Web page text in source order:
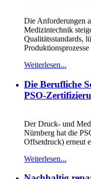
Die Anforderungen
Medizintechnik
Qualitätsstandards,
Weiterlesen...
Die Berufliche
PSO-
Der Druck- und
Nürnberg hat die
Offsetdruck) erneut
Weiterlesen...